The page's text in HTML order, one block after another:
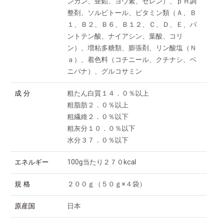
整剤、ソルビトール、ビタミン類（Ａ、Ｂ
１、Ｂ２、Ｂ６、Ｂ１２、Ｃ、Ｄ、Ｅ、パ
ントテン酸、ナイアシン、葉酸、コリ
ン）、増粘多糖類、膨張剤、リン酸塩（Ｎ
ａ）、着色料（コチニール、クチナシ、ベ
ニバナ）、グルコサミン
成 分
粗たん白質１４．０％以上
粗脂肪２．０％以上
粗繊維２．０％以下
粗灰分１０．０％以下
水分３７．０％以下
エネルギー 100g当たり２７０kcal
規 格 ２００ｇ（５０ｇ×４袋）
原産国 日本